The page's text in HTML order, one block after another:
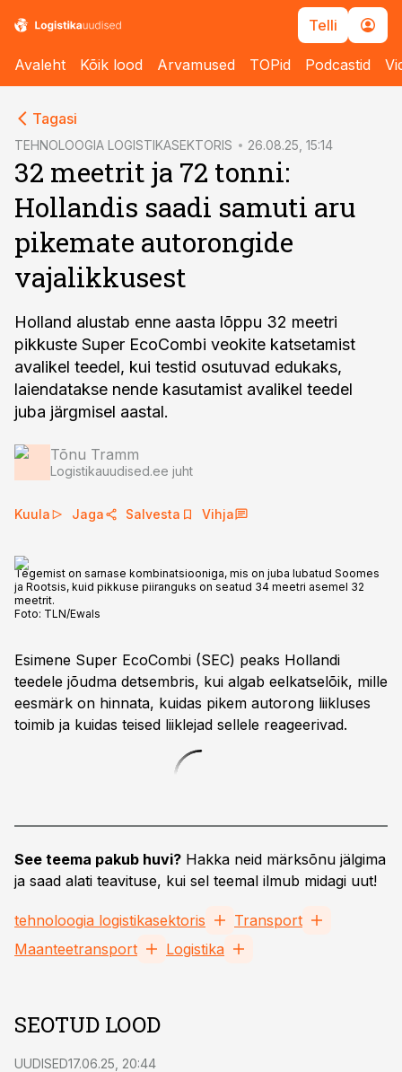
Telli
Avaleht Kõik lood Arvamused TOPid Podcastid
Tagasi
TEHNOLOOGIA LOGISTIKASEKTORIS 26.08.25, 15:14
32 meetrit ja 72 tonni:
Hollandis saadi samuti aru
pikemate autorongide
vajalikkusest
Holland alustab enne aasta lõppu 32 meetri
pikkuste Super EcoCombi veokite katsetamist
avalikel teedel, kui testid osutuvad edukaks,
laiendatakse nende kasutamist avalikel teedel
juba järgmisel aastal.
Tõnu Tramm
Logistikauudised.ee juht
Kuula Jaga Salvesta Vihja
Tegemist on sarnase kombinatsiooniga, mis on juba lubatud Soomes
ja Rootsis, kuid pikkuse piiranguks on seatud 34 meetri asemel 32
meetrit.
Foto: TLN/Ewals
Esimene Super EcoCombi (SEC) peaks Hollandi
teedele jõudma detsembris, kui algab eelkatselõik, mille
eesmärk on hinnata, kuidas pikem autorong liikluses
toimib ja kuidas teised liiklejad sellele reageerivad.
See teema pakub huvi? Hakka neid märksõnu jälgima
ja saad alati teavituse, kui sel teemal ilmub midagi uut!
tehnoloogia logistikasektoris
Transport
Maanteetransport
Logistika
SEOTUD LOOD
UUDISED17.06.25, 20:44